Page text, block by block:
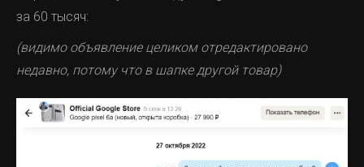
за 60 тысяч:
(видимо объявление целиком отредактировано
недавно, потому что в шапке другой товар)